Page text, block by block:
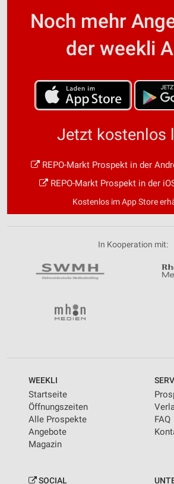
Noch mehr
der weekli
Jetzt kostenlos
REPO-Markt Prospekt in der
REPO-Markt Prospekt in der
Kostenlos im App Store
In Kooperation mit:
WEEKLI
Startseite
Öffnungszeiten
Alle Prospekte
Angebote
Magazin
FAQ
SOCIAL